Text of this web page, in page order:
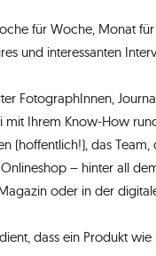
für Woche, Monat
und interessanten
FotographInnen,
mit Ihrem Know-How
(hoffentlich!), das
– hinter all
oder in der
dass ein Produkt